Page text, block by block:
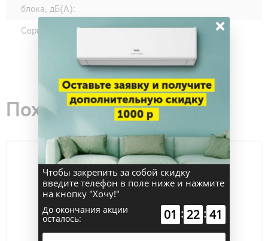
блока, дБ(А):
Серии: Eco Smart
Похожие товары
×
Чтобы закрепить за собой скидку
введите телефон в поле ниже и нажмите
на кнопку "Хочу!"
До окончания акции
осталось: 01 : 22 : 40